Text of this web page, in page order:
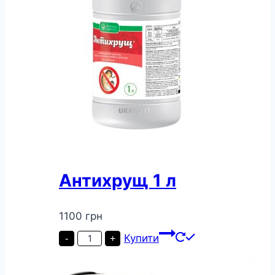
Антихрущ 1 л
1100 грн
-
Антихрущ
1
+ Купити